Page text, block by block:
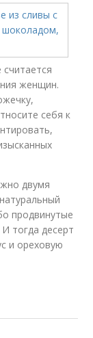
женщин.
себя к
двумя
продвинутые
тогда десерт
и ореховую